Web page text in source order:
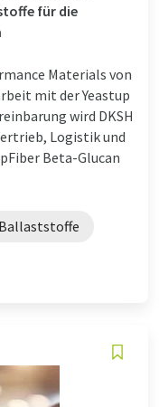
für die
Materials von
mit der Yeastup
wird DKSH
Logistik und
Beta-Glucan
Ballaststoffe